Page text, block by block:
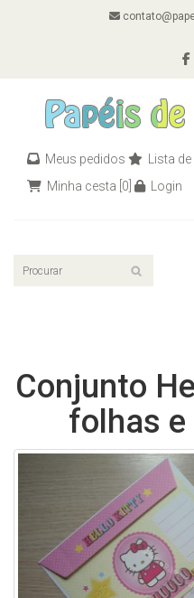
Meus pedidos Lista
Minha cesta [0] Login
Conjunto
folhas e